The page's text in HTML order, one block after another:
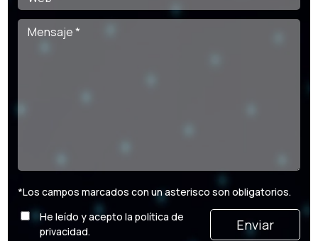
*Los campos marcados con un asterisco son obligatorios.
Por favor, deja este campo vacío.
He leído y acepto la política de
privacidad.